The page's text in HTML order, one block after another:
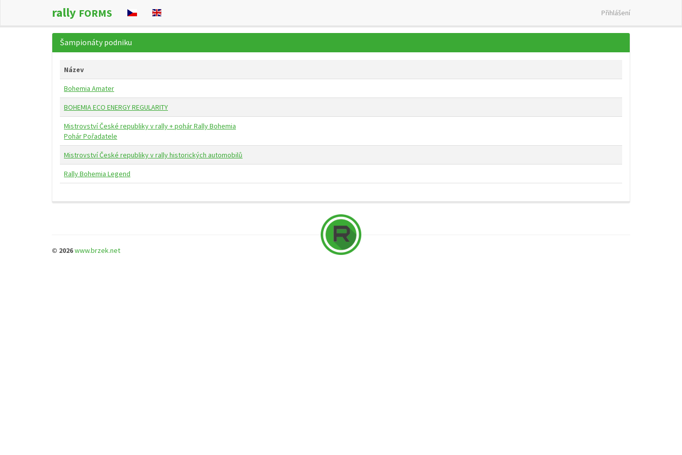
rally FORMS Přihlášení
Šampionáty podniku
Název
Bohemia Amater
BOHEMIA ECO ENERGY REGULARITY
Mistrovství České republiky v rally + pohár Rally Bohemia
Pohár Pořadatele
Mistrovství České republiky v rally historických automobilů
Rally Bohemia Legend
© 2026www.brzek.net